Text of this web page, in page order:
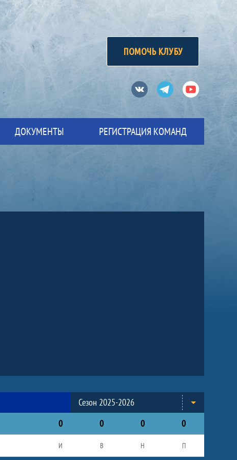
ПОМОЧЬ КЛУБУ
ВконтактеТелеграмЮтуб
ДОКУМЕНТЫ РЕГИСТРАЦИЯ КОМАНД
Сезон 2025-2026
0
0 0 0
И В Н П